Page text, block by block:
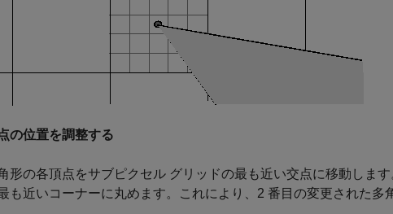
の位置を調整する
形の各頂点をサブピクセル グリッドの最も近い交点に移動します
も近いコーナーに丸めます。これにより、2 番目の変更された多